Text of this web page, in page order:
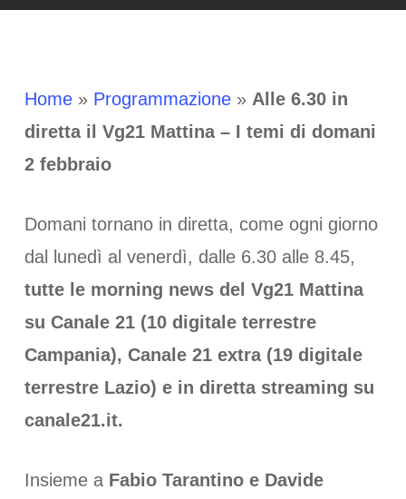
Home» Programmazione» Alle 6.30 in
diretta il Vg21 Mattina – I temi di domani
2 febbraio
Domani tornano in diretta, come ogni giorno
dal lunedì al venerdì, dalle 6.30 alle 8.45,
tutte le morning news del Vg21 Mattina
su Canale 21 (10 digitale terrestre
Campania), Canale 21 extra (19 digitale
terrestre Lazio) e in diretta streaming su
canale21.it.
Insieme a Fabio Tarantino e Davide